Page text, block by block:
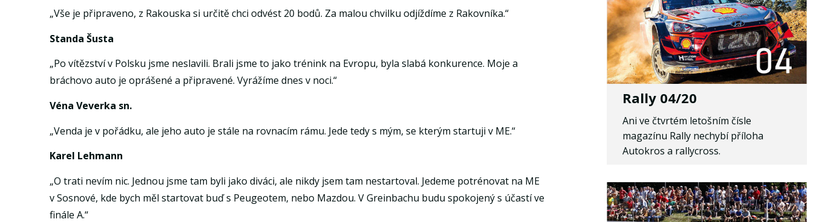
„Vše je připraveno, z Rakouska si určitě chci odvést 20 bodů. Za malou chvilku odjíždíme z Rakovníka.“
Standa Šusta
„Po vítězství v Polsku jsme neslavili. Brali jsme to jako trénink na Evropu, byla slabá konkurence. Moje a
bráchovo auto je oprášené a připravené. Vyrážíme dnes v noci.“
Véna Veverka sn.
„Venda je v pořádku, ale jeho auto je stále na rovnacím rámu. Jede tedy s mým, se kterým startuji v ME.“
Karel Lehmann
„O trati nevím nic. Jednou jsme tam byli jako diváci, ale nikdy jsem tam nestartoval. Jedeme potrénovat na ME
v Sosnové, kde bych měl startovat buď s Peugeotem, nebo Mazdou. V Greinbachu budu spokojený s účastí ve
finále A.“
Rally 04/20
Ani ve čtvrtém letošním čísle
magazínu Rally nechybí příloha
Autokros a rallycross.